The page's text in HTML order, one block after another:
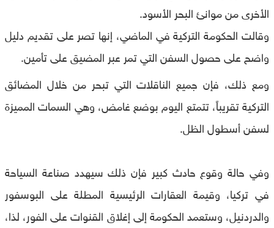
الأخرى من موانئ البحر الأسود.
وقالت الحكومة التركية في الماضي، إنها تصر على تقديم دليل
واضح على حصول السفن التي تمر عبر المضيق على تأمين.
ومع ذلك، فإن جميع الناقلات التي تبحر من خلال المضائق
التركية تقريباً، تتمتع اليوم بوضع غامض، وهي السمات المميزة
لسفن أسطول الظل.
وفي حالة وقوع حادث كبير فإن ذلك سيهدد صناعة السياحة
في تركيا، وقيمة العقارات الرئيسية المطلة على البوسفور
والدردنيل، وستعمد الحكومة إلى إغلاق القنوات على الفور، لذا،